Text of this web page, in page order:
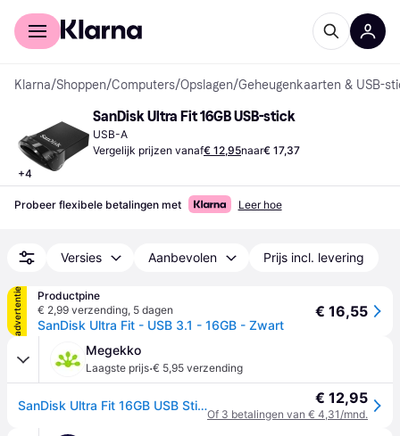
Voor shoppers
Klarna/Shoppen/Computers/Opslagen/Geheugenkaarten & USB-
+4
SanDisk Ultra Fit 16GB USB-stick
USB-A
Vergelijk prijzen vanaf€ 12,95naar€ 17,37
Probeer flexibele betalingen met Leer hoe
Versies Aanbevolen Prijs incl. levering
advertentie
Productpine
€ 2,99 verzending, 5 dagen
SanDisk Ultra Fit - USB 3.1 - 16GB - Zwart
€ 16,55
Megekko
Laagste prijs·€ 5,95 verzending
SanDisk Ultra Fit 16GB USB Stick € 12,95
Of 3 betalingen van € 4,31/mnd.